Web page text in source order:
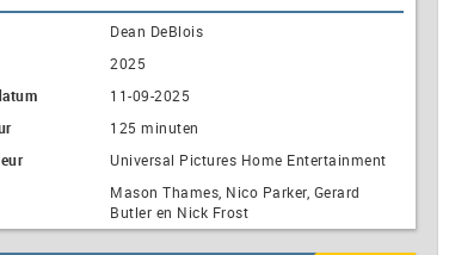
Dean DeBlois
2025
11-09-2025
125 minuten
Universal Pictures Home Entertainment
Mason Thames, Nico Parker, Gerard
Butler en Nick Frost